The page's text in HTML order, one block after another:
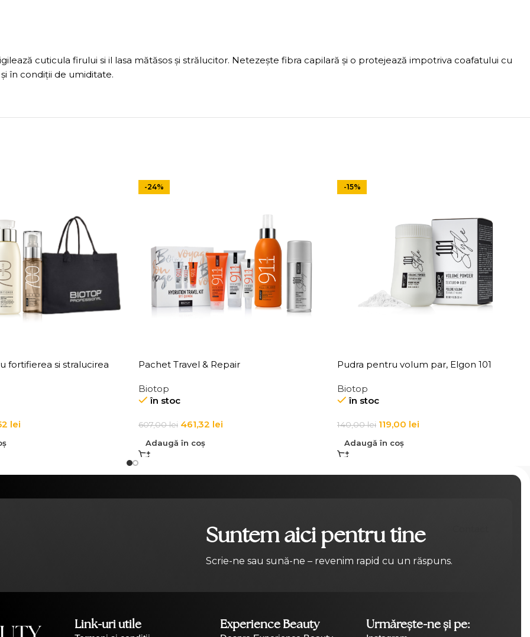
cuticula firului si il lasa mătăsos și strălucitor. Netezește fibra capilară și o protejează impotriva coafatului cu
în condiții de umiditate.
fortifierea si stralucirea
lei
-24%
Pachet Travel & Repair
Biotop
în stoc
607,00lei 461,32 lei
Adaugă în coș
-15%
Pudra pentru volum par, Elgon 101
Biotop
în stoc
140,00lei 119,00 lei
Adaugă în coș
Suntem aici pentru tine
Scrie-ne sau sună-ne – revenim rapid cu un răspuns.
Link-uri utile Experience Beauty Urmărește-ne și pe: